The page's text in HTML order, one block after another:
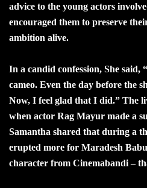
advice to the young actors
encouraged them to preserve
ambition alive.
In a candid confession, She said,
cameo. Even the day before the
Now, I feel glad that I did.” The
when actor Rag Mayur made a
Samantha shared that during a
erupted more for Maradesh
character from Cinemabandi –